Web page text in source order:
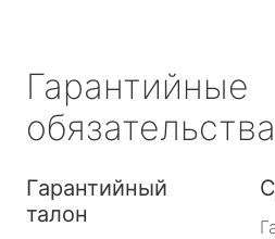
Гарантийные
обязательства
Гарантийный
талон